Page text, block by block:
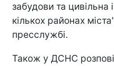
забудови та цивільна
кількох районах
пресслужбі.
Також у ДСНС